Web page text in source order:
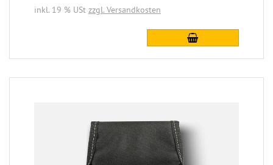
inkl. 19 % USt zzgl. Versandkosten